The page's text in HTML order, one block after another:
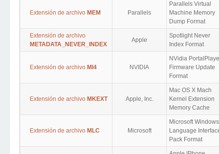
Extensión de archivo MEM Parallels
Parallels Virtual
Machine Memory
Dump Format
Extensión de archivo
METADATA_NEVER_INDEX
Apple
Spotlight Never
Index Format
Extensión de archivo MI4 NVIDIA
NVidia
Firmware Update
Format
Extensión de archivo MKEXT Apple, Inc.
Mac OS X Mach
Kernel Extension
Memory Cache
Extensión de archivo MLC Microsoft
Microsoft Windows
Language
Pack Format